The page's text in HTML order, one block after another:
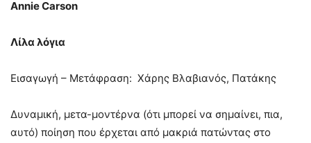
AnnieCarson
Λίλα λόγια
Εισαγωγή – Μετάφραση: Χάρης Βλαβιανός, Πατάκης
Δυναμική, μετα-μοντέρνα (ότι μπορεί να σημαίνει, πια,
αυτό) ποίηση που έρχεται από μακριά πατώντας στο